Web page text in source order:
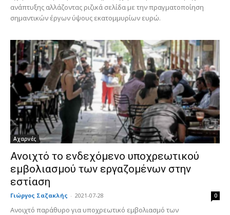
ανάπτυξης αλλάζοντας ριζικά σελίδα με την πραγματοποίηση
σημαντικών έργων ύψους εκατομμυρίων ευρώ.
Αχαρνές
Ανοιχτό το ενδεχόμενο υποχρεωτικού
εμβολιασμού των εργαζομένων στην
εστίαση
Γιώργος Σαζακλής - 2021-07-28 0
Ανοιχτό παράθυρο για υποχρεωτικό εμβολιασμό των